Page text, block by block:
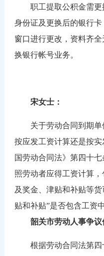
职工提取公积金需更
身份证及更换后的银行
窗口进行更改，资料齐
换银行帐号业务。
宋女士：
关于劳动合同到期单
按应发工资计算还是按
国劳动合同法》第四十
照劳动者应得工资计算
及奖金、津贴和补贴等
贴和补贴”是否包含工资
韶关市劳动人事争议
根据劳动合同法第四